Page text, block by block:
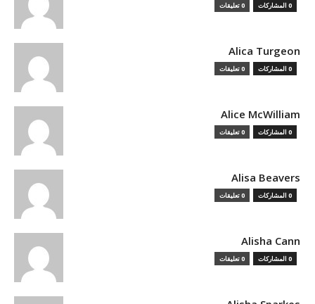
0 المشاركات 0 تعليقات
Alica Turgeon
0 المشاركات 0 تعليقات
Alice McWilliam
0 المشاركات 0 تعليقات
Alisa Beavers
0 المشاركات 0 تعليقات
Alisha Cann
0 المشاركات 0 تعليقات